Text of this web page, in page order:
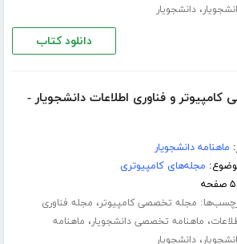
،دانشجویار
دانلود کتاب
کامپیوتر و فناوری اطلاعات دانشجویار -
ماهنامه دانشجویار
مجله‌های کامپیوتری
مجله تخصصی کامپیوتر، مجله فناوری
، ماهنامه تخصصی دانشجویار، ماهنامه
،دانشجویار